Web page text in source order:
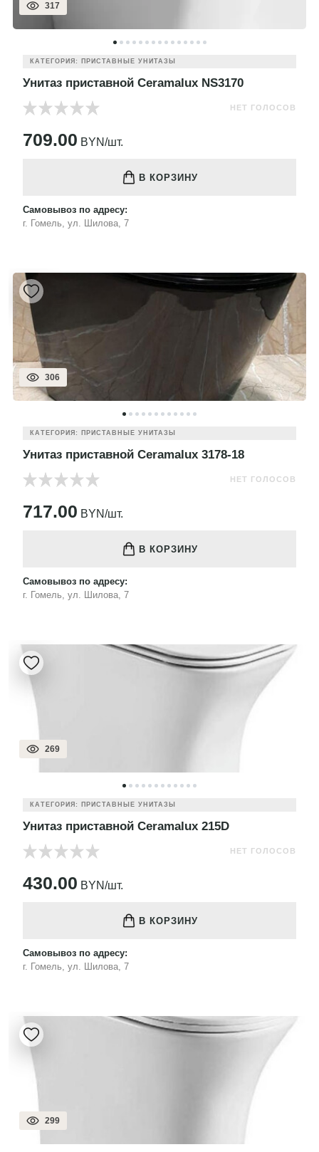
317
КАТЕГОРИЯ: ПРИСТАВНЫЕ УНИТАЗЫ
Унитаз приставной Ceramalux NS3170
НЕТ ГОЛОСОВ
709.00 BYN/шт.
В КОРЗИНУ
Самовывоз по адресу:
г. Гомель, ул. Шилова, 7
306
КАТЕГОРИЯ: ПРИСТАВНЫЕ УНИТАЗЫ
Унитаз приставной Ceramalux 3178-18
НЕТ ГОЛОСОВ
717.00 BYN/шт.
В КОРЗИНУ
Самовывоз по адресу:
г. Гомель, ул. Шилова, 7
269
КАТЕГОРИЯ: ПРИСТАВНЫЕ УНИТАЗЫ
Унитаз приставной Ceramalux 215D
НЕТ ГОЛОСОВ
430.00 BYN/шт.
В КОРЗИНУ
Самовывоз по адресу:
г. Гомель, ул. Шилова, 7
299